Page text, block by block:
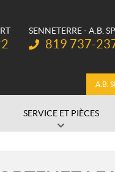
SENNETERRE - A.B.
Téléphone :
819 737-
A.B.
SERVICE ET PIÈCES